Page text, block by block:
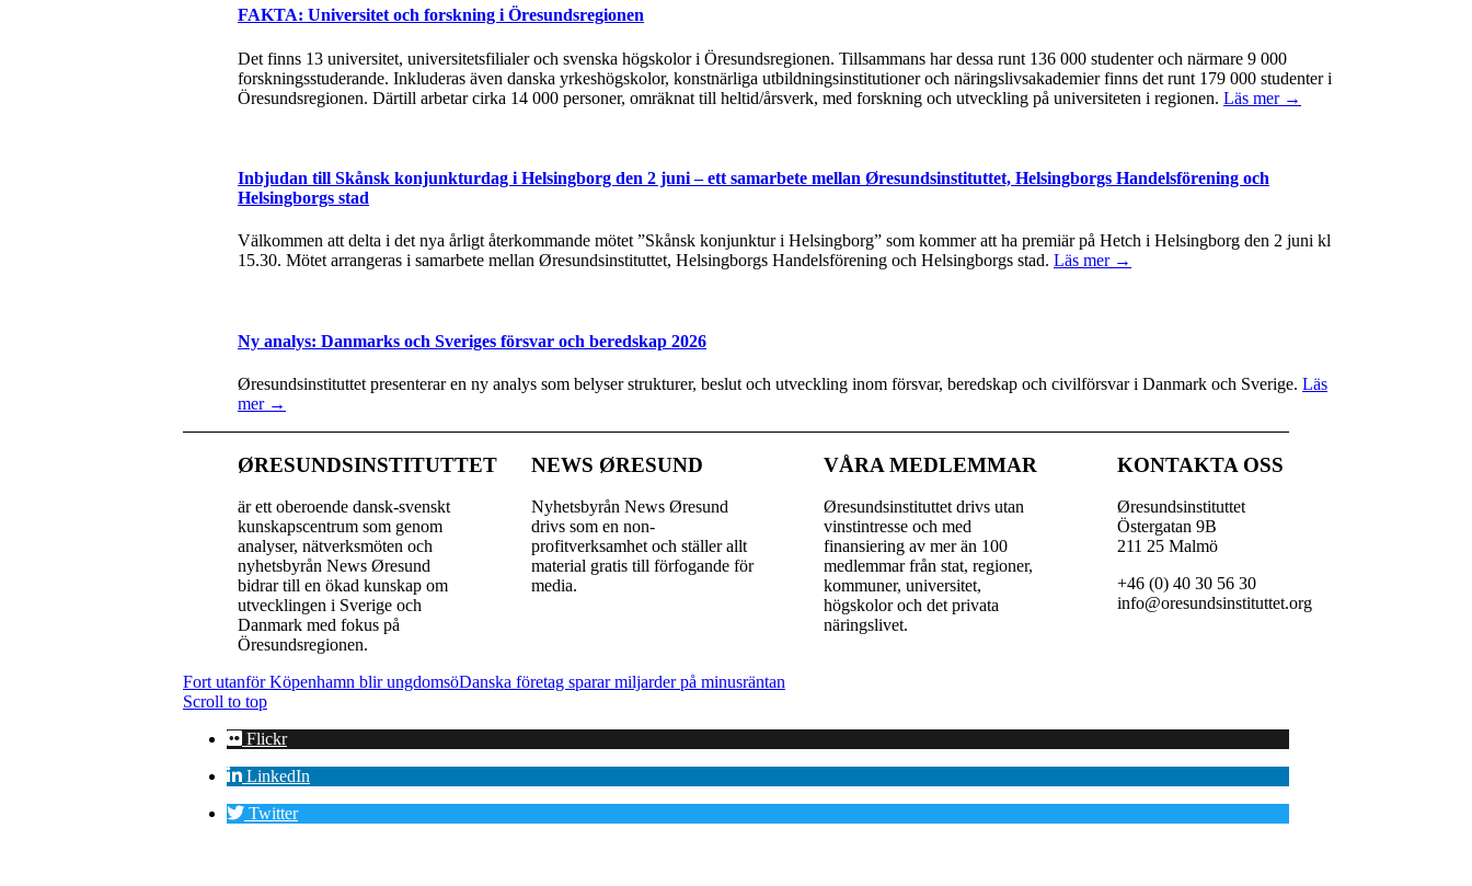
FAKTA: Universitet och forskning i Öresundsregionen
Det finns 13 universitet, universitetsfilialer och svenska högskolor i Öresundsregionen. Tillsammans har dessa runt 136 000 studenter och närmare 9 000
forskningsstuderande. Inkluderas även danska yrkeshögskolor, konstnärliga utbildningsinstitutioner och näringslivsakademier finns det runt 179 000 studenter i
Öresundsregionen. Därtill arbetar cirka 14 000 personer, omräknat till heltid/årsverk, med forskning och utveckling på universiteten i regionen. Läs mer →
Inbjudan till Skånsk konjunkturdag i Helsingborg den 2 juni – ett samarbete mellan Øresundsinstituttet, Helsingborgs Handelsförening och
Helsingborgs stad
Välkommen att delta i det nya årligt återkommande mötet ”Skånsk konjunktur i Helsingborg” som kommer att ha premiär på Hetch i Helsingborg den 2 juni kl
15.30. Mötet arrangeras i samarbete mellan Øresundsinstituttet, Helsingborgs Handelsförening och Helsingborgs stad. Läs mer →
Ny analys: Danmarks och Sveriges försvar och beredskap 2026
Øresundsinstituttet presenterar en ny analys som belyser strukturer, beslut och utveckling inom försvar, beredskap och civilförsvar i Danmark och Sverige. Läs
mer →
ØRESUNDSINSTITUTTET
är ett oberoende dansk-svenskt
kunskapscentrum som genom
analyser, nätverksmöten och
nyhetsbyrån News Øresund
bidrar till en ökad kunskap om
utvecklingen i Sverige och
Danmark med fokus på
Öresundsregionen.
NEWS ØRESUND
Nyhetsbyrån News Øresund
drivs som en non-
profitverksamhet och ställer allt
material gratis till förfogande för
media.
VÅRA MEDLEMMAR
Øresundsinstituttet drivs utan
vinst­intresse och med
finansiering av mer än 100
medlemmar från stat, regioner,
kommuner, universitet,
högskolor och det privata
näringslivet.
KONTAKTA OSS
Øresundsinstituttet
Östergatan 9B
211 25 Malmö
+46 (0) 40 30 56 30
info@oresundsinstituttet.org
Fort utanför Köpenhamn blir ungdomsöDanska företag sparar miljarder på minusräntan
Scroll to top
Flickr
LinkedIn
Twitter